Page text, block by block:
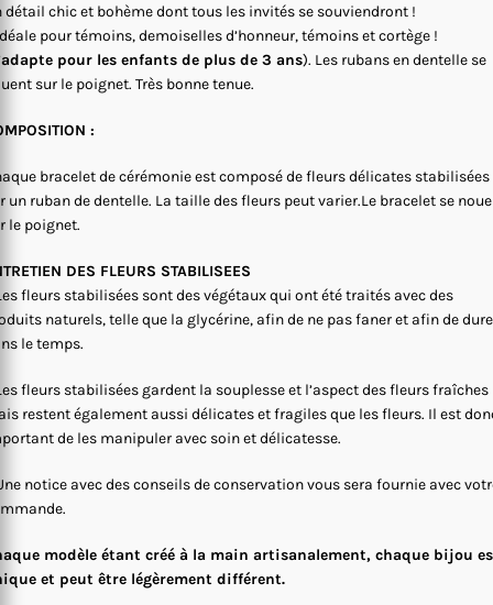
détail chic et bohème dont tous les invités se souviendront !
pour témoins, demoiselles d’honneur, témoins et cortège !
pour les enfants de plus de 3 ans). Les rubans en dentelle se
sur le poignet. Très bonne tenue.
:
bracelet de cérémonie est composé de fleurs délicates stabilisées
un ruban de dentelle. La taille des fleurs peut varier.Le bracelet se noue
le poignet.
DES FLEURS STABILISEES
fleurs stabilisées sont des végétaux qui ont été traités avec des
naturels, telle que la glycérine, afin de ne pas faner et afin de
le temps.
fleurs stabilisées gardent la souplesse et l’aspect des fleurs fraîches
restent également aussi délicates et fragiles que les fleurs. Il est
de les manipuler avec soin et délicatesse.
notice avec des conseils de conservation vous sera fournie avec
modèle étant créé à la main artisanalement, chaque bijou
et peut être légèrement différent.